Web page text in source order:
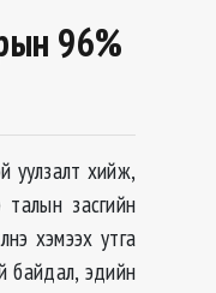
96%
уулзалт хийж,
засгийн
хэмээх утга
байдал, эдийн